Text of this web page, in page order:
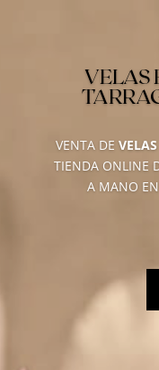
VELAS
VENTA DE
TIENDA ONLINE
A MANO